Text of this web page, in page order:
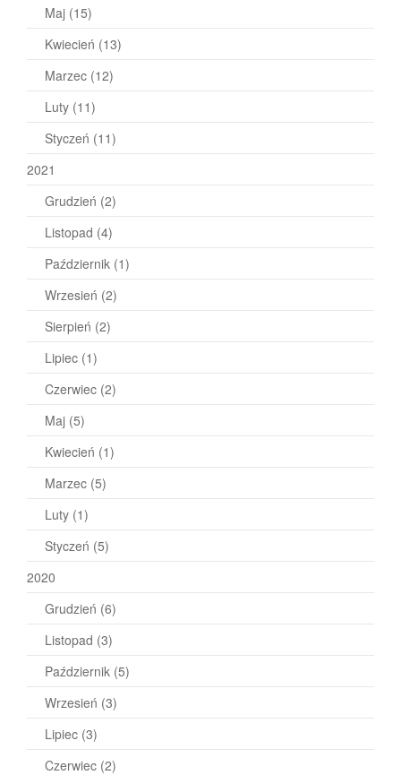
Maj (15)
Kwiecień (13)
Marzec (12)
Luty (11)
Styczeń (11)
2021
Grudzień (2)
Listopad (4)
Październik (1)
Wrzesień (2)
Sierpień (2)
Lipiec (1)
Czerwiec (2)
Maj (5)
Kwiecień (1)
Marzec (5)
Luty (1)
Styczeń (5)
2020
Grudzień (6)
Listopad (3)
Październik (5)
Wrzesień (3)
Lipiec (3)
Czerwiec (2)